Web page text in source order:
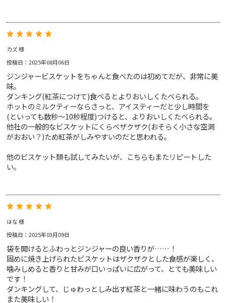
カズ 様
投稿日：2025年08月06日
ジンジャービスケットをちゃんと食べたのは初めてだが、非常に美
味。
ダンキング(紅茶につけて)食べるとよりおいしくたべられる。
ホットのミルクティーならさっと、アイスティーだと少し時間を
(といっても数秒～10秒程度)つけると、よりおいしくたべられる。
他社の一般的なビスケットにくらべザクザク(おそらく小さな空洞
がおおい？)ため紅茶がしみやすいのだと思われる。
他のビスケット類も試してみたいが、こちらもまたリピートした
い。
はな 様
投稿日：2025年03月09日
袋を開けるとふわっとジンジャーの良い香りが……！
固めに焼き上げられたビスケットはザクザクとした食感が楽しく、
噛みしめると香りと甘みが口いっぱいに広がって、とても美味しい
です！
ダンキングして、じゅわっとしみ出す紅茶と一緒に味わうのもこれ
また美味しい！